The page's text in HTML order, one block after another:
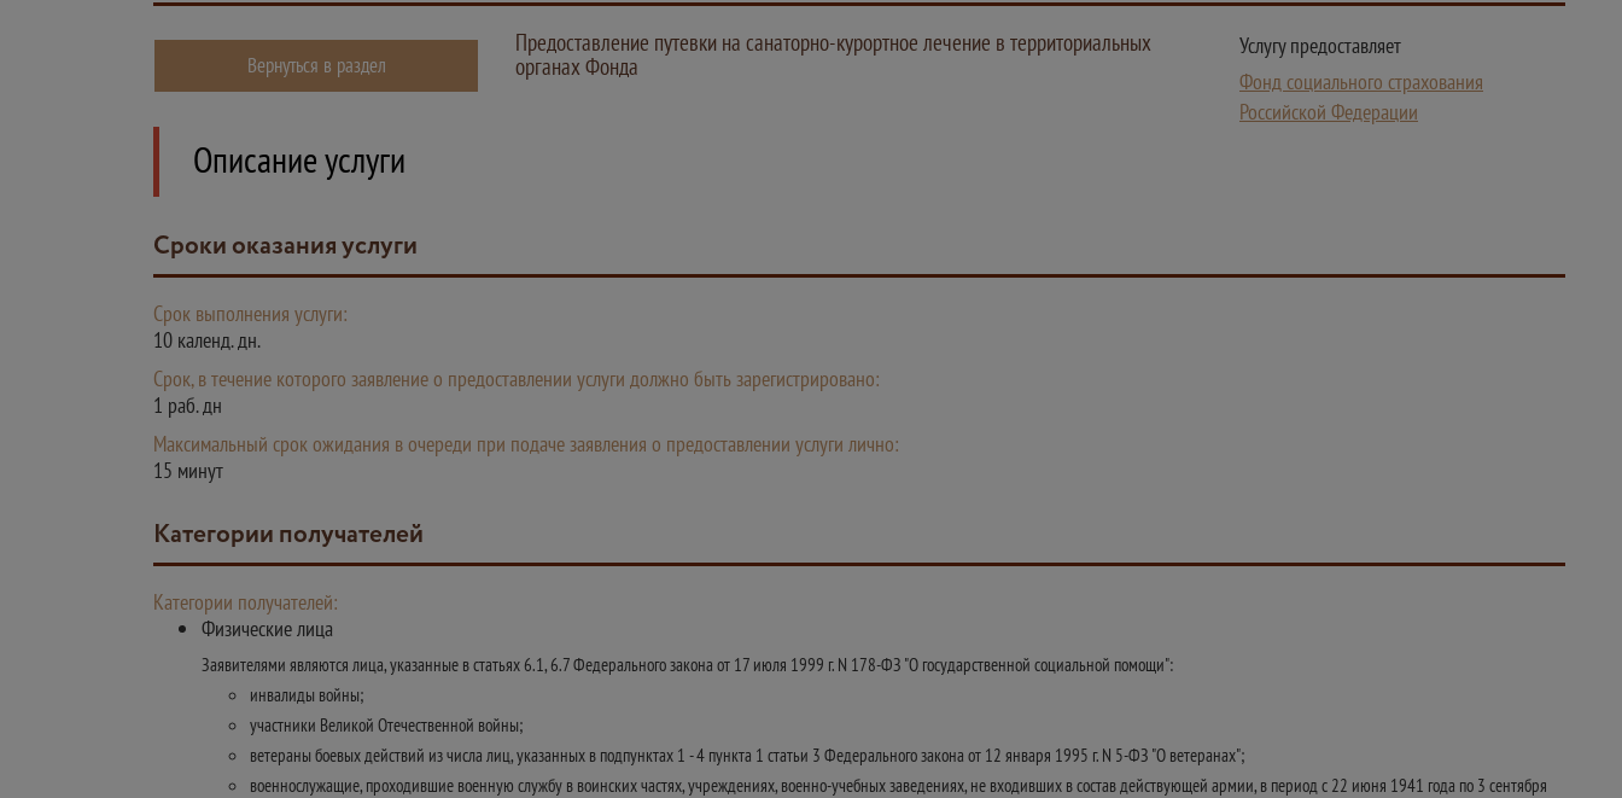
Вернуться в раздел
Предоставление путевки на санаторно-курортное лечение в территориальных
органах Фонда
Услугу предоставляет
Фонд социального страхования
Российской Федерации
Описание услуги
Сроки оказания услуги
Срок выполнения услуги:
10 календ. дн.
Срок, в течение которого заявление о предоставлении услуги должно быть зарегистрировано:
1 раб. дн
Максимальный срок ожидания в очереди при подаче заявления о предоставлении услуги лично:
15 минут
Категории получателей
Категории получателей:
Физические лица
Заявителями являются лица, указанные в статьях 6.1, 6.7 Федерального закона от 17 июля 1999 г. N 178-ФЗ "О государственной социальной помощи":
инвалиды войны;
участники Великой Отечественной войны;
ветераны боевых действий из числа лиц, указанных в подпунктах 1 - 4 пункта 1 статьи 3 Федерального закона от 12 января 1995 г. N 5-ФЗ "О ветеранах";
военнослужащие, проходившие военную службу в воинских частях, учреждениях, военно-учебных заведениях, не входивших в состав действующей армии, в период с 22 июня 1941 года по 3 сентября